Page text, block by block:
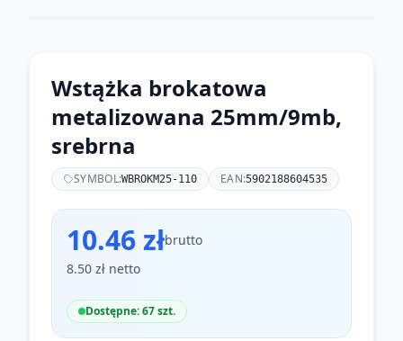
Wstążka brokatowa
metalizowana 25mm/9mb,
srebrna
SYMBOL:WBROKM25-110 EAN:5902188604535
10.46 złbrutto
8.50 zł netto
Dostępne: 67 szt.